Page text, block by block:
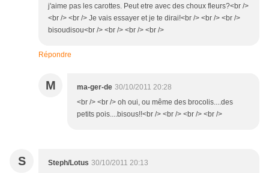
j'aime pas les carottes. Peut etre avec des choux fleurs?<br />
<br /> <br /> Je vais essayer et je te dirai!<br /> <br /> <br />
bisoudisou<br /> <br /> <br /> <br />
Répondre
M ma-ger-de 30/10/2011 20:28
<br /> <br /> oh oui, ou même des brocolis....des
petits pois....bisous!!<br /> <br /> <br /> <br />
S Steph/Lotus 30/10/2011 20:13